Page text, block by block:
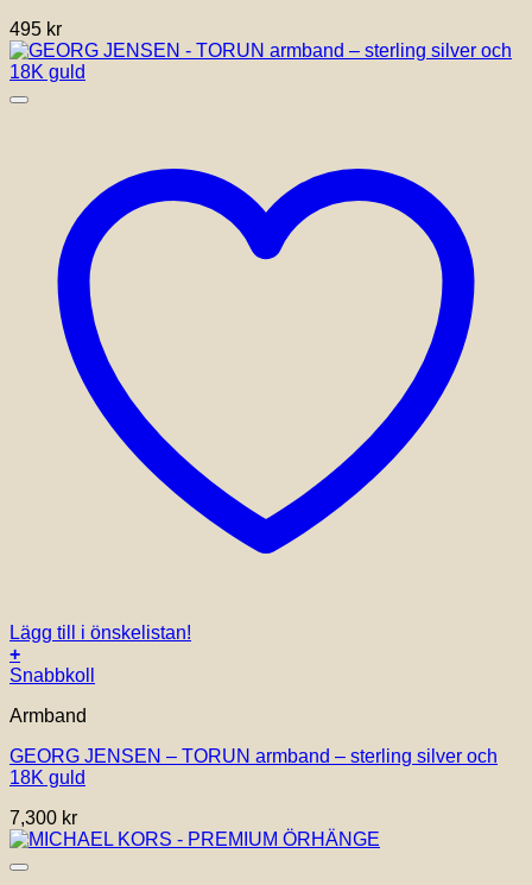
495 kr
Lägg till i önskelistan!
+
Den
produkten
flera
varianter.
olika
alternativen
kan
Snabbkoll
Armband
GEORG JENSEN – TORUN armband – sterling silver och
18K guld
7,300 kr